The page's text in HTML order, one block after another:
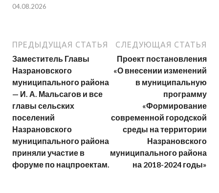
04.08.2026
ПРЕДЫДУЩАЯ СТАТЬЯ
Заместитель Главы
Назрановского
муниципального района
— И. А. Мальсагов и все
главы сельских
поселений
Назрановского
муниципального района
приняли участие в
форуме по нацпроектам.
СЛЕДУЮЩАЯ СТАТЬЯ
Проект постановления
«О внесении изменений
в муниципальную
программу
«Формирование
современной городской
среды на территории
Назрановского
муниципального района
на 2018-2024 годы»